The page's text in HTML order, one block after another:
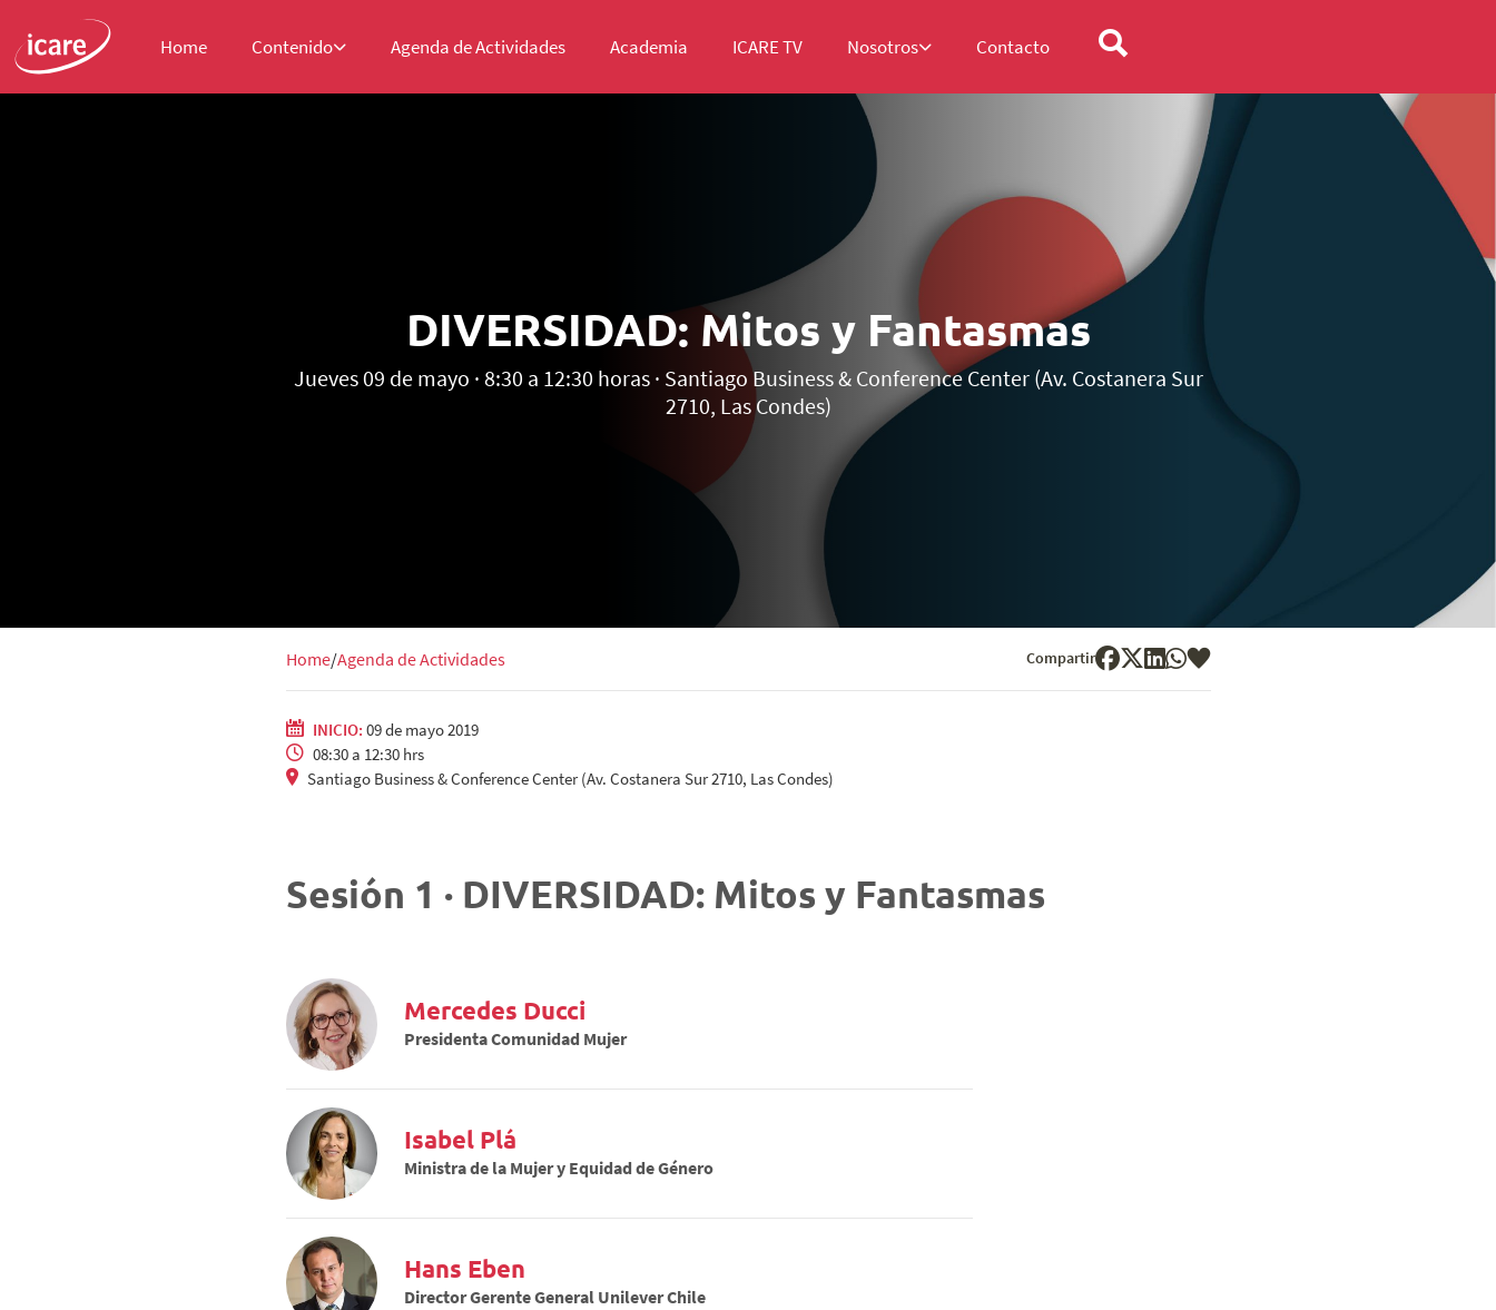
Home Contenido Agenda de Actividades Academia ICARE TV Nosotros Contacto
DIVERSIDAD: Mitos y Fantasmas
Jueves 09 de mayo · 8:30 a 12:30 horas · Santiago Business & Conference Center (Av. Costanera Sur
2710, Las Condes)
Home Agenda de Actividades Compartir
INICIO: 09 de mayo 2019
08:30 a 12:30 hrs
Santiago Business & Conference Center (Av. Costanera Sur 2710, Las Condes)
Sesión 1 · DIVERSIDAD: Mitos y Fantasmas
Mercedes Ducci
Presidenta Comunidad Mujer
Isabel Plá
Ministra de la Mujer y Equidad de Género
Hans Eben
Director Gerente General Unilever Chile